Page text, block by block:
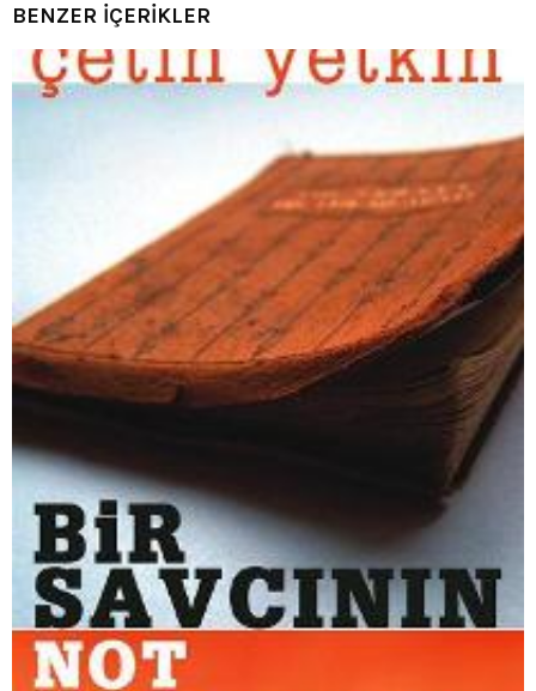
BENZER İÇERİKLER